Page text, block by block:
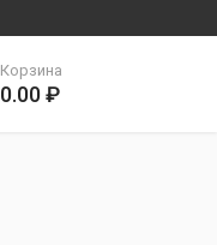
Корзина
0.00 ₽